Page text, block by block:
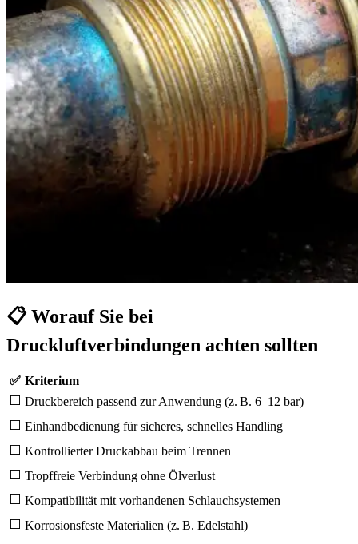
📋 Worauf Sie bei
Druckluftverbindungen achten sollten
✅ Kriterium
⬜ Druckbereich passend zur Anwendung (z. B. 6–12 bar)
⬜ Einhandbedienung für sicheres, schnelles Handling
⬜ Kontrollierter Druckabbau beim Trennen
⬜ Tropffreie Verbindung ohne Ölverlust
⬜ Kompatibilität mit vorhandenen Schlauchsystemen
⬜ Korrosionsfeste Materialien (z. B. Edelstahl)